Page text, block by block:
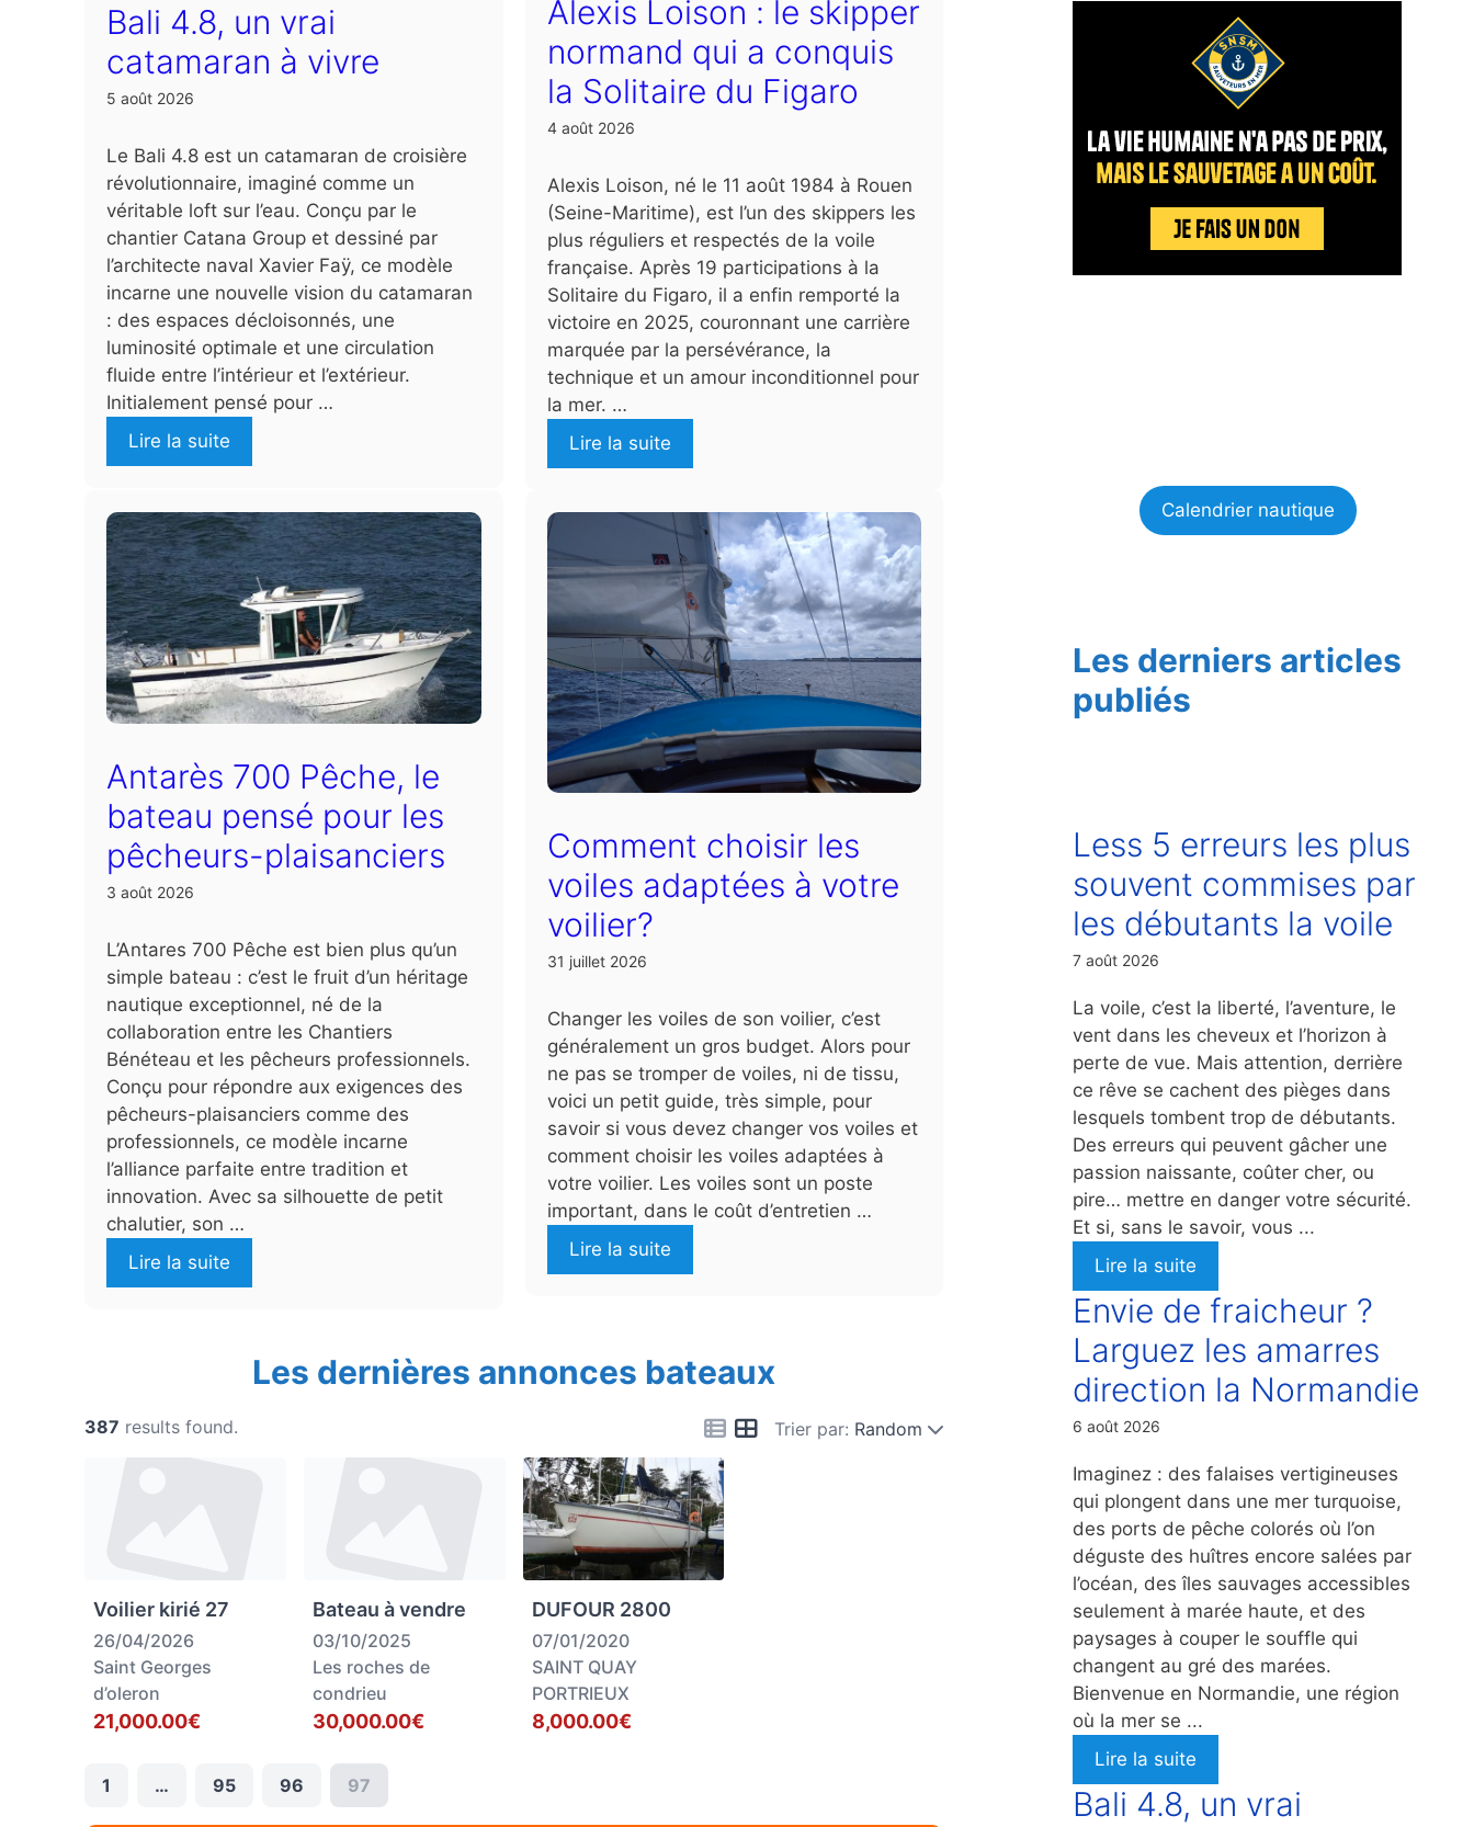
Bali 4.8, un vrai
catamaran à vivre
5 août 2026
Le Bali 4.8 est un catamaran de croisière
révolutionnaire, imaginé comme un
véritable loft sur l’eau. Conçu par le
chantier Catana Group et dessiné par
l’architecte naval Xavier Faÿ, ce modèle
incarne une nouvelle vision du catamaran
: des espaces décloisonnés, une
luminosité optimale et une circulation
fluide entre l’intérieur et l’extérieur.
Initialement pensé pour …
Lire la suite
Alexis Loison : le skipper
normand qui a conquis
la Solitaire du Figaro
4 août 2026
Alexis Loison, né le 11 août 1984 à Rouen
(Seine-Maritime), est l’un des skippers les
plus réguliers et respectés de la voile
française. Après 19 participations à la
Solitaire du Figaro, il a enfin remporté la
victoire en 2025, couronnant une carrière
marquée par la persévérance, la
technique et un amour inconditionnel pour
la mer. …
Lire la suite
Antarès 700 Pêche, le
bateau pensé pour les
pêcheurs-plaisanciers
3 août 2026
L’Antares 700 Pêche est bien plus qu’un
simple bateau : c’est le fruit d’un héritage
nautique exceptionnel, né de la
collaboration entre les Chantiers
Bénéteau et les pêcheurs professionnels.
Conçu pour répondre aux exigences des
pêcheurs-plaisanciers comme des
professionnels, ce modèle incarne
l’alliance parfaite entre tradition et
innovation. Avec sa silhouette de petit
chalutier, son …
Lire la suite
Comment choisir les
voiles adaptées à votre
voilier?
31 juillet 2026
Changer les voiles de son voilier, c’est
généralement un gros budget. Alors pour
ne pas se tromper de voiles, ni de tissu,
voici un petit guide, très simple, pour
savoir si vous devez changer vos voiles et
comment choisir les voiles adaptées à
votre voilier. Les voiles sont un poste
important, dans le coût d’entretien …
Lire la suite
Les dernières annonces bateaux
Trier par: Random
387 results found.
Voilier kirié 27
26/04/2026
Saint Georges
d’oleron
21,000.00€
Bateau à vendre
03/10/2025
Les roches de
condrieu
30,000.00€
DUFOUR 2800
07/01/2020
SAINT QUAY
PORTRIEUX
8,000.00€
1 … 95 96 97
Calendrier nautique
Les derniers articles
publiés
Less 5 erreurs les plus
souvent commises par
les débutants la voile
7 août 2026
La voile, c’est la liberté, l’aventure, le
vent dans les cheveux et l’horizon à
perte de vue. Mais attention, derrière
ce rêve se cachent des pièges dans
lesquels tombent trop de débutants.
Des erreurs qui peuvent gâcher une
passion naissante, coûter cher, ou
pire… mettre en danger votre sécurité.
Et si, sans le savoir, vous ...
Lire la suite
Envie de fraicheur ?
Larguez les amarres
direction la Normandie
6 août 2026
Imaginez : des falaises vertigineuses
qui plongent dans une mer turquoise,
des ports de pêche colorés où l’on
déguste des huîtres encore salées par
l’océan, des îles sauvages accessibles
seulement à marée haute, et des
paysages à couper le souffle qui
changent au gré des marées.
Bienvenue en Normandie, une région
où la mer se ...
Lire la suite
Bali 4.8, un vrai